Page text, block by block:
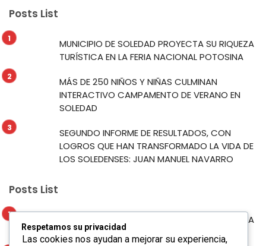
Posts List
MUNICIPIO DE SOLEDAD PROYECTA SU RIQUEZA
TURÍSTICA EN LA FERIA NACIONAL POTOSINA
MÁS DE 250 NIÑOS Y NIÑAS CULMINAN
INTERACTIVO CAMPAMENTO DE VERANO EN
SOLEDAD
SEGUNDO INFORME DE RESULTADOS, CON
LOGROS QUE HAN TRANSFORMADO LA VIDA DE
LOS SOLEDENSES: JUAN MANUEL NAVARRO
Posts List
MUNICIPIO DE SOLEDAD PROYECTA SU RIQUEZA
TURÍSTICA EN LA FERIA NACIONAL POTOSINA
Respetamos su privacidad
Las cookies nos ayudan a mejorar su experiencia,